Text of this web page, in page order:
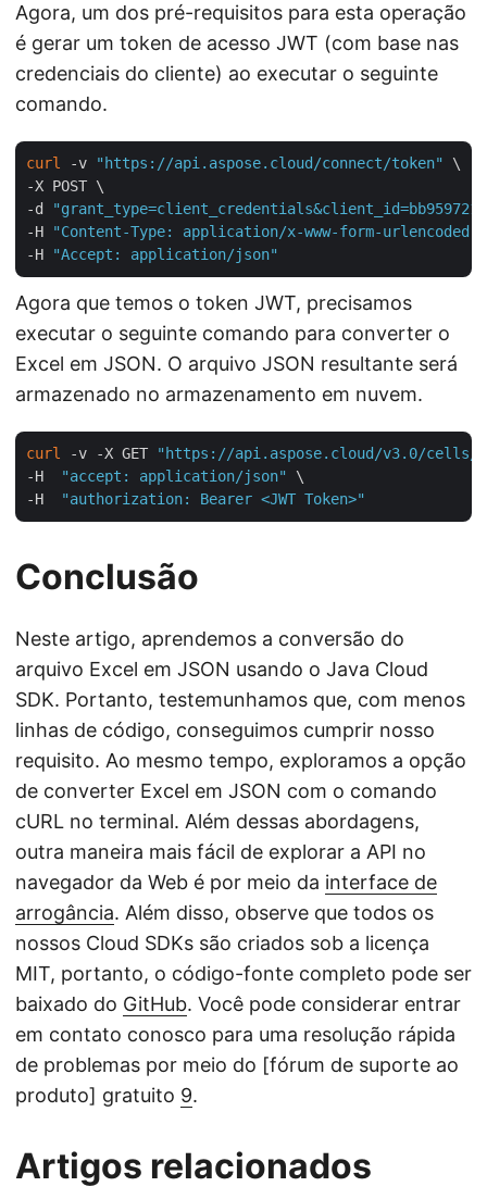
Agora, um dos pré-requisitos para esta operação
é gerar um token de acesso JWT (com base nas
credenciais do cliente) ao executar o seguinte
comando.
curl -v "https://api.aspose.cloud/connect/token"
\
-X POST \
-d
"grant_type=client_credentials&client_id=bb959721-
-H
"Content-Type: application/x-www-form-urlencoded"
-H
"Accept: application/json"
Agora que temos o token JWT, precisamos
executar o seguinte comando para converter o
Excel em JSON. O arquivo JSON resultante será
armazenado no armazenamento em nuvem.
curl -v -X GET
"https://api.aspose.cloud/v3.0/cells/
-H
"accept: application/json"
\
-H
"authorization: Bearer <JWT Token>"
Conclusão
Neste artigo, aprendemos a conversão do
arquivo Excel em JSON usando o Java Cloud
SDK. Portanto, testemunhamos que, com menos
linhas de código, conseguimos cumprir nosso
requisito. Ao mesmo tempo, exploramos a opção
de converter Excel em JSON com o comando
cURL no terminal. Além dessas abordagens,
outra maneira mais fácil de explorar a API no
navegador da Web é por meio da interface de
arrogância. Além disso, observe que todos os
nossos Cloud SDKs são criados sob a licença
MIT, portanto, o código-fonte completo pode ser
baixado do GitHub. Você pode considerar entrar
em contato conosco para uma resolução rápida
de problemas por meio do [fórum de suporte ao
produto] gratuito 9.
Artigos relacionados